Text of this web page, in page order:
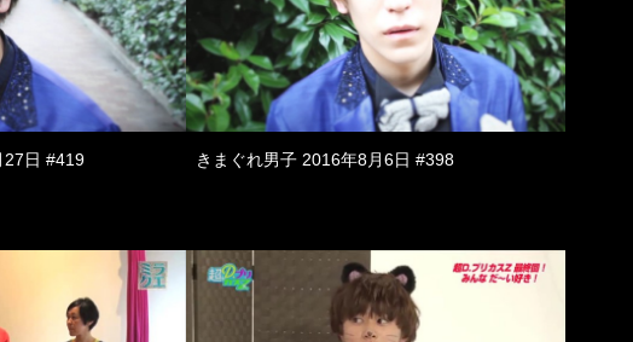
27日 #419 きまぐれ男子 2016年8月6日 #398